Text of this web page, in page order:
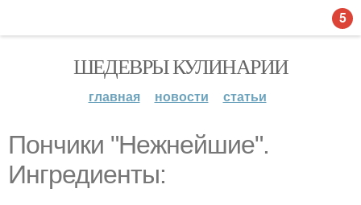
ШЕДЕВРЫ КУЛИНАРИИ
главная новости статьи
Пончики "Нежнейшие".
Ингредиенты:
5